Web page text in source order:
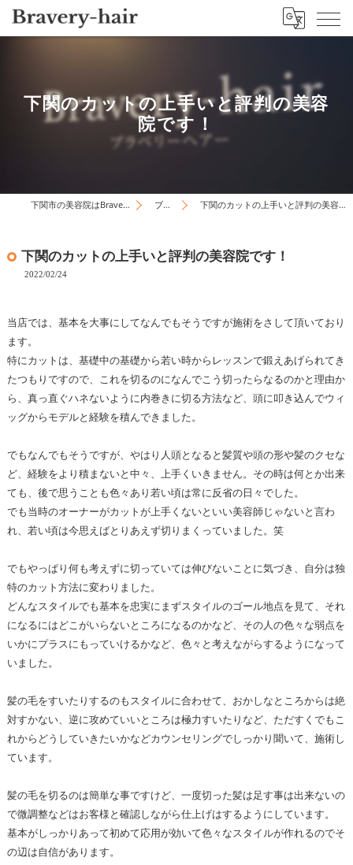
下関のカットの上手いと評判の美容
院です！
下関市の美容院はBravery-hair ブログ 下関のカットの上手いと評判の美容院です！
下関のカットの上手いと評判の美容院です！
2022/02/24
当店では、基本を大事にしてなんでもそうですが施術をさして頂いており
ます。
特にカットは、基礎中の基礎から若い時からレッスンで鍛えあげられてき
たつもりですので、これを切るのになんでこう切ったらなるのかと理由か
ら、真っ直ぐハネないように内巻きに切る方法など、頭に叩き込んでウィ
ッグからモデルと経験を積んできました。
でもなんでもそうですが、やはり人頭となると髪質や頭の形や髪のクセな
ど、経験をより積まないと中々、上手くいきません。その時は何とか出来
ても、後で思うことも色々あり若い頃は常に反省の日々でした。
でも当時のオーナーがカットが上手くないといい美容師じゃないと言わ
れ、若い頃は今思えばとりあえず切りまくっていました。笑
でもやっぱり何も考えずに切っていては伸びないことに気づき、自分は独
特のカット方法に変わりました。
どんなスタイルでも基本を忠実にまずスタイルのゴール地点を見て、それ
になるにはどこがいらないところになるのかなど、その人の色々な弱点を
いかにプラスにもっていけるかなど、色々と考えながらするようになって
いました。
髪の毛をすいたりするのもスタイルに合わせて、おかしなところからは絶
対すかない、逆に攻めていいところは極力すいたりなど、ただすくでもこ
れからどうしていきたいかなどカウンセリングでしっかり聞いて、施術し
ています。
髪の毛を切るのは簡単な事ですけど、一度切った髪は足す事は出来ないの
で微調整などはお客様と確認しながら仕上げはするようにしています。
基本がしっかりあって初めて応用が効いて色々なスタイルが作れるのでそ
の辺は自信があります。